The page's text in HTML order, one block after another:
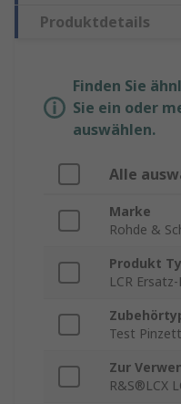
Produktdetails
Finden Sie
Sie ein oder
auswählen.
Alle
Marke
Rohde &
Produkt
LCR
Test
Zur
R&S®LCX